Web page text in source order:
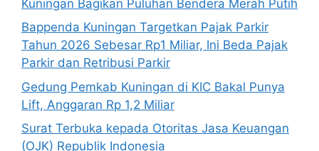
Kuningan Bagikan Puluhan Bendera Merah Putih
Bappenda Kuningan Targetkan Pajak Parkir
Tahun 2026 Sebesar Rp1 Miliar, Ini Beda Pajak
Parkir dan Retribusi Parkir
Gedung Pemkab Kuningan di KIC Bakal Punya
Lift, Anggaran Rp 1,2 Miliar
Surat Terbuka kepada Otoritas Jasa Keuangan
(OJK) Republik Indonesia